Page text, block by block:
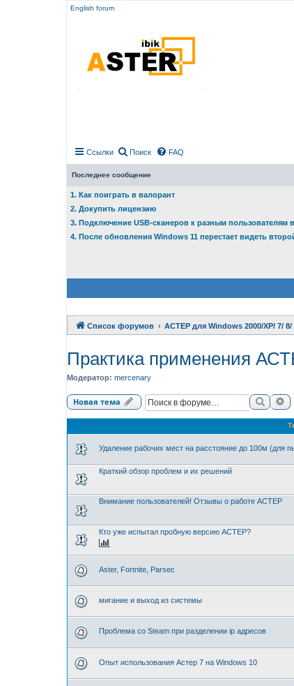
English forum
Ссылки Поиск FAQ
Последнее сообщение
1. Как поиграть в валорант
2. Докупить лицензию
3. Подключение USB-сканеров к разным пользователям
4. После обновления Windows 11 перестает видеть
Список форумов АСТЕР для Windows 2000/XP/ 7/ 8/
Практика применения
Модератор: mercenary
Новая тема Поиск
Удаление рабочих мест на расстояние до 100м (для
Краткий обзор проблем и их решений
Внимание пользователей! Отзывы о работе АСТЕР
Кто уже испытал пробную версию АСТЕР?
Aster, Fortnite, Parsec
мигание и выход из системы
Проблема со Steam при разделении ip адресов
Опыт использования Астер 7 на Windows 10